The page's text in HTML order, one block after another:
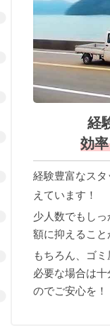
経
効
経験豊富なスタ
えています！
少人数でもし
額に抑えること
もちろん、ゴ
必要な場合は
のでご安心を！